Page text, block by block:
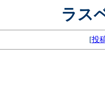
ラス
[投